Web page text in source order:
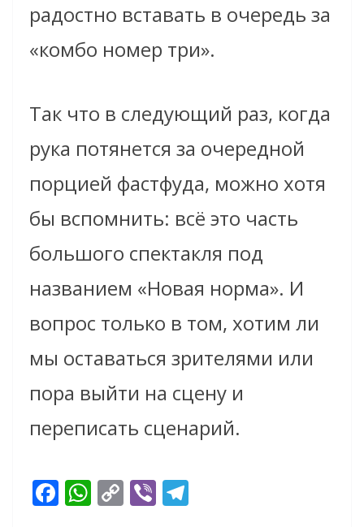
радостно вставать в очередь за
«комбо номер три».
Так что в следующий раз, когда
рука потянется за очередной
порцией фастфуда, можно хотя
бы вспомнить: всё это часть
большого спектакля под
названием «Новая норма». И
вопрос только в том, хотим ли
мы оставаться зрителями или
пора выйти на сцену и
переписать сценарий.
F W C Vi